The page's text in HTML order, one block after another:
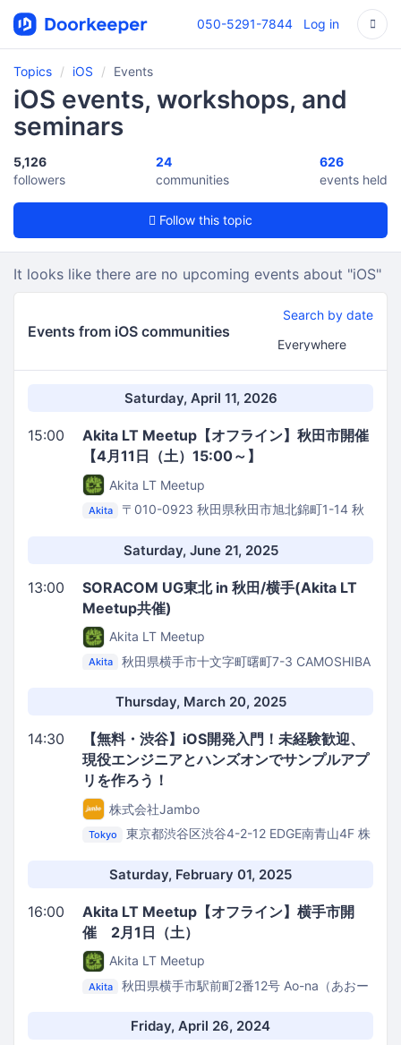
050-5291-7844 Log in
Topics iOS Events
iOS events, workshops, and
seminars
Follow this topic
5,126
followers
24
communities
626
events held
It looks like there are no upcoming events about "iOS"
Events from iOS communities
Search by date
Saturday, April 11, 2026
15:00
Akita LT Meetup【オフライン】秋田市開催
【4月11日（土）15:00～】
Akita LT Meetup
Akita
〒010-0923 秋田県秋田市旭北錦町1-14 秋
ンズ株式会社 秋田事務所
Saturday, June 21, 2025
13:00
SORACOM UG東北 in 秋田/横手(Akita LT
Meetup共催)
Akita LT Meetup
Akita 秋田県横手市十文字町曙町7-3 CAMOSHIBA
Thursday, March 20, 2025
14:30
【無料・渋谷】iOS開発入門！未経験歓迎、
現役エンジニアとハンズオンでサンプルアプ
リを作ろう！
株式会社Jambo
Tokyo 東京都渋谷区渋谷4-2-12 EDGE南青山4F 株
Saturday, February 01, 2025
16:00
Akita LT Meetup【オフライン】横手市開
催 2月1日（土）
Akita LT Meetup
Akita 秋田県横手市駅前町2番12号 Ao-na（あおー
Friday, April 26, 2024